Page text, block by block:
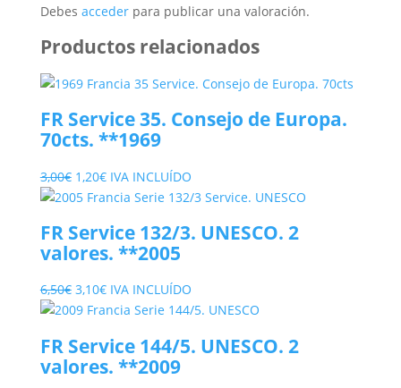
Debes accederpara publicar una valoración.
Productos relacionados
FR Service 35. Consejo de Europa.
70cts. **1969
3,00€ El
precio
era:
3,00€.
1,20€El
precio
es:
1,20€.
IVA INCLUÍDO
FR Service 132/3. UNESCO. 2
valores. **2005
6,50€ El
precio
era:
6,50€.
3,10€El
precio
es:
3,10€.
IVA INCLUÍDO
FR Service 144/5. UNESCO. 2
valores. **2009